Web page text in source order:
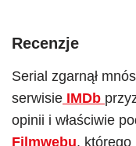
Recenzje
Serial zgarnął
serwisie IMDb
opinii i właściwie
Filmwebu, którego